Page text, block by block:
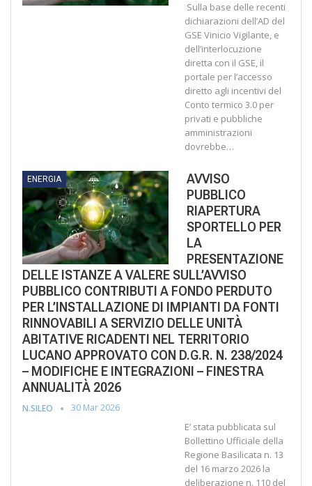
Sulla base delle recenti
dichiarazioni dell’AD del
GSE Vinicio Vigilante, e
dell’interlocuzione
diretta con il GSE, il
portale per l’accesso
diretto agli incentivi del
Conto termico 3.0 per
privati e pubbliche
amministrazioni
dovrebbe…
ENERGIA
AVVISO
PUBBLICO
RIAPERTURA
SPORTELLO PER
LA
PRESENTAZIONE
DELLE ISTANZE A VALERE SULL’AVVISO
PUBBLICO CONTRIBUTI A FONDO PERDUTO
PER L’INSTALLAZIONE DI IMPIANTI DA FONTI
RINNOVABILI A SERVIZIO DELLE UNITÀ
ABITATIVE RICADENTI NEL TERRITORIO
LUCANO APPROVATO CON D.G.R. N. 238/2024
– MODIFICHE E INTEGRAZIONI – FINESTRA
ANNUALITÀ 2026
N.SILEO 30 Mar 2026
E’ stata pubblicata sul
Bollettino Ufficiale della
Regione Basilicata n. 13
del 16 marzo 2026 la
deliberazione n. 110 del